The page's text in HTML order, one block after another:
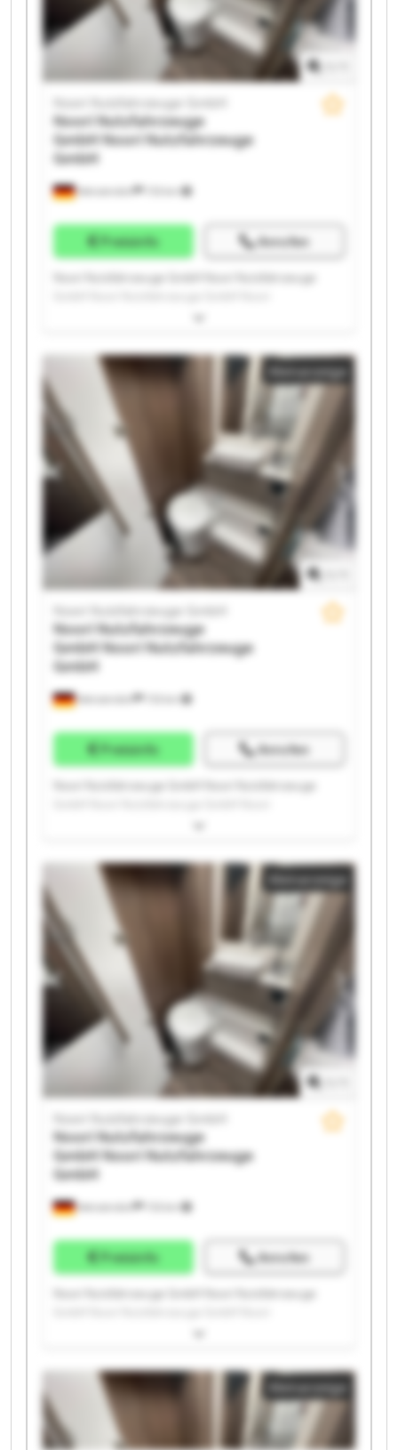
Wenzendorf
Noori Nutzfahrzeuge GmbH
Noori Nutzfahrzeuge
GmbHNoori Nutzfahrzeuge
GmbH
Preisinfo Anrufen
Noori Nutzfahrzeuge GmbH Noori Nutzfahrzeuge
Nutzfahrzeuge GmbH Noori Nutzfahrzeuge GmbH
GmbH Noori Nutzfahrzeuge GmbH Noori
Nutzfahrzeuge GmbH Noori Nutzfahrzeuge GmbH
Noori Nutzfahrzeuge GmbH Noori Nutzfahrzeuge
GmbH Noori Nutzfahrzeuge GmbH Noori
Nutzfahrzeuge GmbH Noori Nutzfahrzeuge GmbH
Noori Nutzfahrzeuge GmbH Noori Nutzfahrzeuge
GmbH Noori Nutzfahrzeuge GmbH Noori
Nutzfahrzeuge GmbH Noori Nutzfahrzeuge GmbH
Kleinanzeige
Wenzendorf
Noori Nutzfahrzeuge GmbH
Noori Nutzfahrzeuge
GmbHNoori Nutzfahrzeuge
GmbH
Preisinfo Anrufen
Noori Nutzfahrzeuge GmbH Noori Nutzfahrzeuge
Nutzfahrzeuge GmbH Noori Nutzfahrzeuge GmbH
GmbH Noori Nutzfahrzeuge GmbH Noori
Nutzfahrzeuge GmbH Noori Nutzfahrzeuge GmbH
Noori Nutzfahrzeuge GmbH Noori Nutzfahrzeuge
GmbH Noori Nutzfahrzeuge GmbH Noori
Nutzfahrzeuge GmbH Noori Nutzfahrzeuge GmbH
Noori Nutzfahrzeuge GmbH Noori Nutzfahrzeuge
GmbH Noori Nutzfahrzeuge GmbH Noori
Nutzfahrzeuge GmbH Noori Nutzfahrzeuge GmbH
Kleinanzeige
Wenzendorf
Noori Nutzfahrzeuge GmbH
Noori Nutzfahrzeuge
GmbHNoori Nutzfahrzeuge
GmbH
Preisinfo Anrufen
Noori Nutzfahrzeuge GmbH Noori Nutzfahrzeuge
Nutzfahrzeuge GmbH Noori Nutzfahrzeuge GmbH
GmbH Noori Nutzfahrzeuge GmbH Noori
Nutzfahrzeuge GmbH Noori Nutzfahrzeuge GmbH
Noori Nutzfahrzeuge GmbH Noori Nutzfahrzeuge
GmbH Noori Nutzfahrzeuge GmbH Noori
Nutzfahrzeuge GmbH Noori Nutzfahrzeuge GmbH
Kleinanzeige